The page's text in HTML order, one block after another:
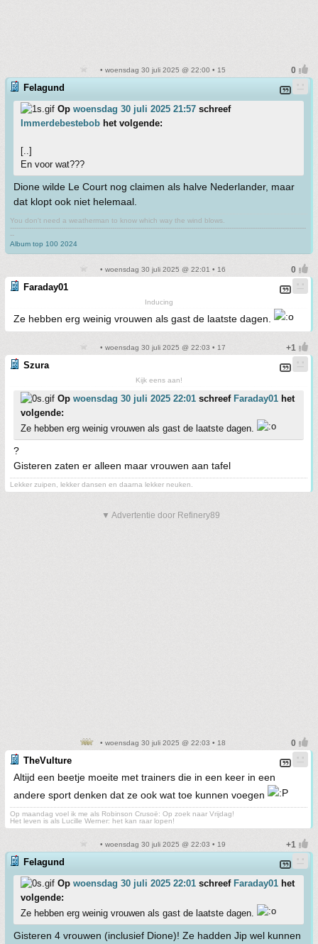
• woensdag 30 juli 2025 @ 22:00 • 15
Felagund
Op woensdag 30 juli 2025 21:57 schreef
Immerdebestebob het volgende:
[..]
En voor wat???
Dione wilde Le Court nog claimen als halve Nederlander, maar
dat klopt ook niet helemaal.
You don't need a weatherman to know which way the wind blows.
-------------------------------------------------------------------------------------------------------------------------------------------
--
Album top 100 2024
• woensdag 30 juli 2025 @ 22:01 • 16
Faraday01
Inducing
Ze hebben erg weinig vrouwen als gast de laatste dagen.
• woensdag 30 juli 2025 @ 22:03 • 17
Szura
Kijk eens aan!
Op woensdag 30 juli 2025 22:01 schreef Faraday01 het
volgende:
Ze hebben erg weinig vrouwen als gast de laatste dagen.
?
Gisteren zaten er alleen maar vrouwen aan tafel
Lekker zuipen, lekker dansen en daarna lekker neuken.
▼ Advertentie door Refinery89
• woensdag 30 juli 2025 @ 22:03 • 18
TheVulture
Altijd een beetje moeite met trainers die in een keer in een
andere sport denken dat ze ook wat toe kunnen voegen
Op maandag voel ik me als Robinson Crusoë: Op zoek naar Vrijdag!
Het leven is als Lucille Werner: het kan raar lopen!
• woensdag 30 juli 2025 @ 22:03 • 19
Felagund
Op woensdag 30 juli 2025 22:01 schreef Faraday01 het
volgende:
Ze hebben erg weinig vrouwen als gast de laatste dagen.
Gisteren 4 vrouwen (inclusief Dione)! Ze hadden Jip wel kunnen